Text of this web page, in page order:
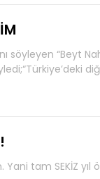
söyleyen “Beyt
Yani tam SEKİZ